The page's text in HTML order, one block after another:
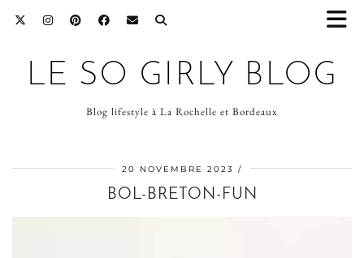
LE SO GIRLY BLOG
Blog lifestyle à La Rochelle et Bordeaux
20 NOVEMBRE 2023
BOL-BRETON-FUN